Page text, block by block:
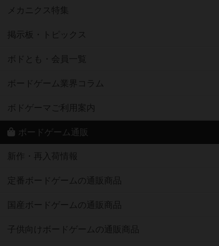
メカニクス特集
掲示板・トピックス
ボドとも・会員一覧
ボードゲーム業界コラム
ボドゲーマご利用案内
ボードゲーム通販
新作・再入荷情報
定番ボードゲームの通販商品
国産ボードゲームの通販商品
子供向けボードゲームの通販商品